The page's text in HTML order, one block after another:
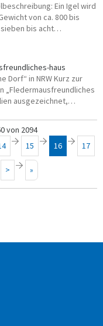
Ein Igel wird
von ca. 800 bis
sieben bis acht…
haus
Dorf“ in NRW Kurz zur
„Fledermausfreundliches
ausgezeichnet,…
von 2094
15 16 17
> »